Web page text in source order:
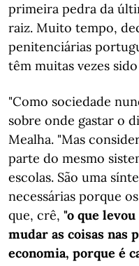
primeira pedra da
raiz. Muito tempo,
penitenciárias
têm muitas vezes
"Como sociedade
sobre onde gastar o
Mealha. "Mas
parte do mesmo
escolas. São uma
necessárias porque
que, crê, "o que
mudar as coisas nas
economia, porque é